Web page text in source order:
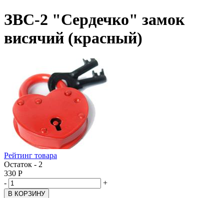
ЗВС-2 "Сердечко" замок
висячий (красный)
Рейтинг товара
Остаток - 2
330 Р
-
+
В КОРЗИНУ